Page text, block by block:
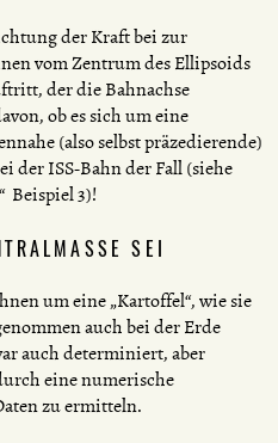
der Kraft bei zur
vom Zentrum des Ellipsoids
der die Bahnachse
ob es sich um eine
(also selbst präzedierende)
der ISS-Bahn der Fall (siehe
“ Beispiel 3)!
SEI
um eine „Kartoffel“, wie sie
auch bei der Erde
auch determiniert, aber
eine numerische
zu ermitteln.